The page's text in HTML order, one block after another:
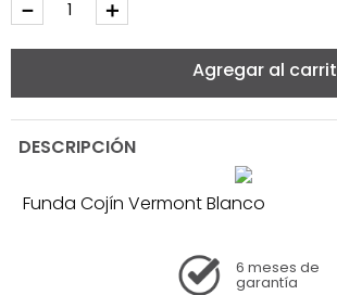
＋
－
Agregar al
DESCRIPCIÓN
Funda Cojín Vermont Blanco
6 meses de
garantía